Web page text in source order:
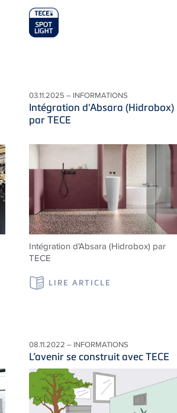
03.11.2025 – INFORMATIONS
Intégration d'Absara (Hidrobox)
par TECE
Intégration d'Absara (Hidrobox) par
TECE
LIRE ARTICLE
08.11.2022 – INFORMATIONS
L’avenir se construit avec TECE